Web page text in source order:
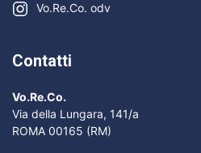
Vo.Re.Co. odv
Contatti
Vo.Re.Co.
Via della Lungara, 141/a
ROMA 00165 (RM)